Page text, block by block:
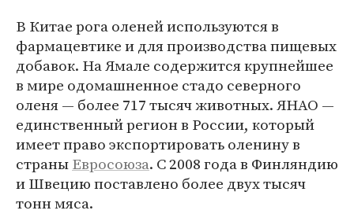
В Китае рога оленей используются в
фармацевтике и для производства пищевых
добавок. На Ямале содержится крупнейшее
в мире одомашненное стадо северного
оленя — более 717 тысяч животных. ЯНАО —
единственный регион в России, который
имеет право экспортировать оленину в
страныЕвросоюза. С 2008 года в Финляндию
и Швецию поставлено более двух тысяч
тонн мяса.